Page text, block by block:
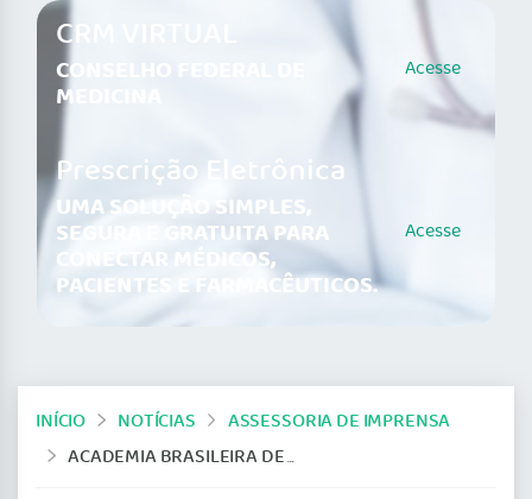
CRM VIRTUAL
CONSELHO FEDERAL DE
MEDICINA
Acesse
Prescrição Eletrônica
UMA SOLUÇÃO SIMPLES,
SEGURA E GRATUITA PARA
CONECTAR MÉDICOS,
PACIENTES E FARMACÊUTICOS.
Acesse
INÍCIO NOTÍCIAS
ASSESSORIA DE IMPRENSA
ACADEMIA BRASILEIRA DE NEUROLOGIA PROMOVE II CURSO ITINERANTE DE EDUCAÇÃO CONTINUADA